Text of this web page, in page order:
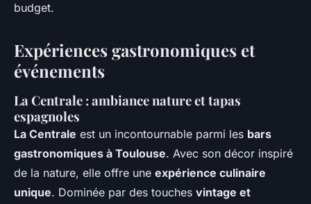
budget.
Expériences gastronomiques et
événements
La Centrale : ambiance nature et tapas
espagnoles
La Centrale est un incontournable parmi les bars
gastronomiques à Toulouse. Avec son décor inspiré
de la nature, elle offre une expérience culinaire
unique. Dominée par des touches vintage et